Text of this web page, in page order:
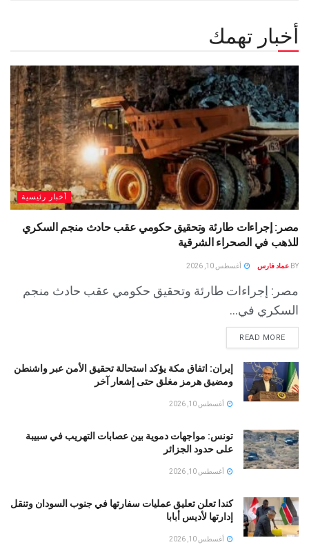
أخبار تهمك
أخبار رئيسية
مصر: إجراءات طارئة وتحقيق حكومي عقب حادث منجم السكري
للذهب في الصحراء الشرقية
BY عماد فارس أغسطس 10, 2026
مصر: إجراءات طارئة وتحقيق حكومي عقب حادث منجم
السكري في...
READ MORE
إيران: اتفاق مكة يؤكد استحالة تحقيق الأمن عبر واشنطن
ومضيق هرمز مغلق حتى إشعار آخر
أغسطس 10, 2026
تونس: مواجهات دموية بين عصابات التهريب في سبيبة
على حدود الجزائر
أغسطس 10, 2026
كندا تعلن تعليق عمليات سفارتها في جنوب السودان وتنقل
إدارتها لأديس أبابا
أغسطس 10, 2026